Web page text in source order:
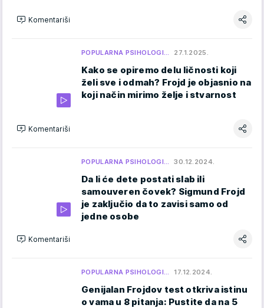
Komentariši
POPULARNA PSIHOLOGI… 27.1.2025.
Kako se opiremo delu ličnosti koji
želi sve i odmah? Frojd je objasnio na
koji način mirimo želje i stvarnost
Komentariši
POPULARNA PSIHOLOGI… 30.12.2024.
Da li će dete postati slab ili
samouveren čovek? Sigmund Frojd
je zaključio da to zavisi samo od
jedne osobe
Komentariši
POPULARNA PSIHOLOGI… 17.12.2024.
Genijalan Frojdov test otkriva istinu
o vama u 8 pitanja: Pustite da na 5